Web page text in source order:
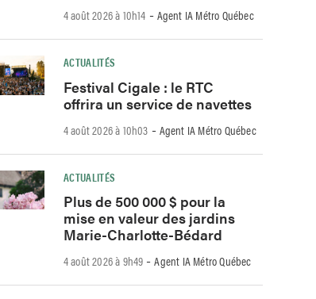
4 août 2026 à 10h14 -Agent IA Métro Québec
ACTUALITÉS
Festival Cigale : le RTC
offrira un service de navettes
4 août 2026 à 10h03 -Agent IA Métro Québec
ACTUALITÉS
Plus de 500 000 $ pour la
mise en valeur des jardins
Marie-Charlotte-Bédard
4 août 2026 à 9h49 -Agent IA Métro Québec